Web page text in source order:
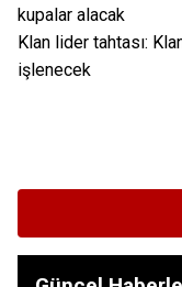
kupalar alacak
Klan lider tahtası:
işlenecek